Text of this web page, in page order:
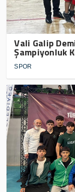
Vali Galip
Şampiyonluk
SPOR